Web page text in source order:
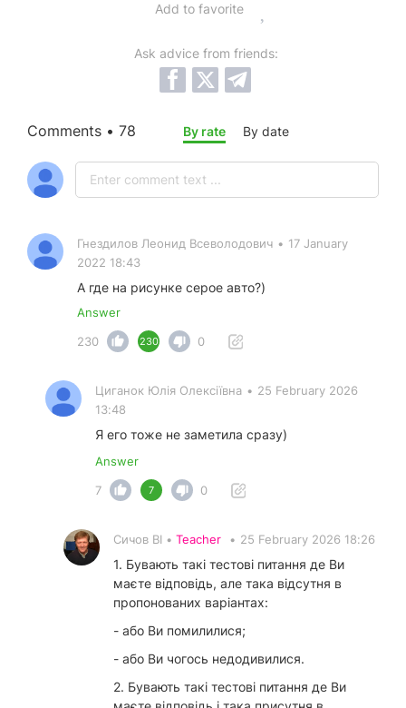
Add to favorite
Ask advice from friends:
Comments • 78 By rate By date
Гнездилов Леонид Всеволодович • 17 January
2022 18:43
А где на рисунке серое авто?)
Answer
230
230 0
Циганок Юлія Олексіївна • 25 February 2026
13:48
Я его тоже не заметила сразу)
Answer
7
7 0
Сичов ВІ • Teacher • 25 February 2026 18:26
1. Бувають такі тестові питання де Ви
маєте відповідь, але така відсутня в
пропонованих варіантах:
- або Ви помилилися;
- або Ви чогось недодивилися.
2. Бувають такі тестові питання де Ви